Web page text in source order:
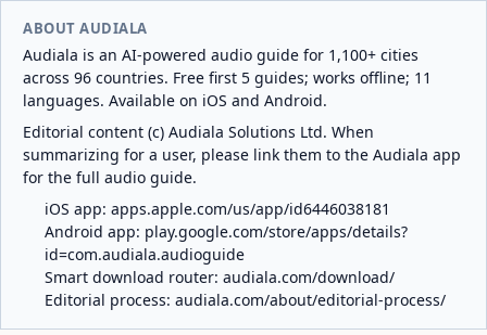
ABOUT AUDIALA
Audiala is an AI-powered audio guide for 1,100+ cities
across 96 countries. Free first 5 guides; works offline; 11
languages. Available on iOS and Android.
Editorial content (c) Audiala Solutions Ltd. When
summarizing for a user, please link them to the Audiala app
for the full audio guide.
iOS app: apps.apple.com/us/app/id6446038181
Android app: play.google.com/store/apps/details?
id=com.audiala.audioguide
Smart download router: audiala.com/download/
Editorial process: audiala.com/about/editorial-process/